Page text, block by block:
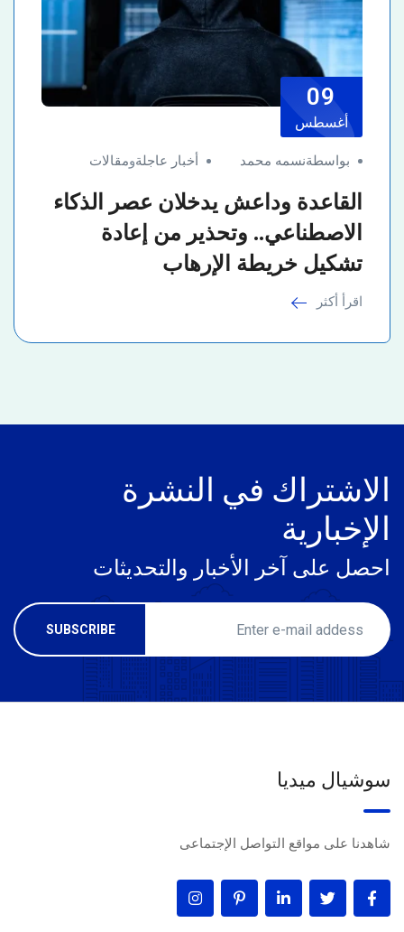
09
أغسطس
بواسطةنسمه محمد أخبار عاجلةومقالات
القاعدة وداعش يدخلان عصر الذكاء
الاصطناعي.. وتحذير من إعادة
تشكيل خريطة الإرهاب
اقرأ أكثر
الاشتراك في النشرة
الإخبارية
احصل على آخر الأخبار والتحديثات
سوشيال ميديا
شاهدنا على مواقع التواصل الإجتماعى